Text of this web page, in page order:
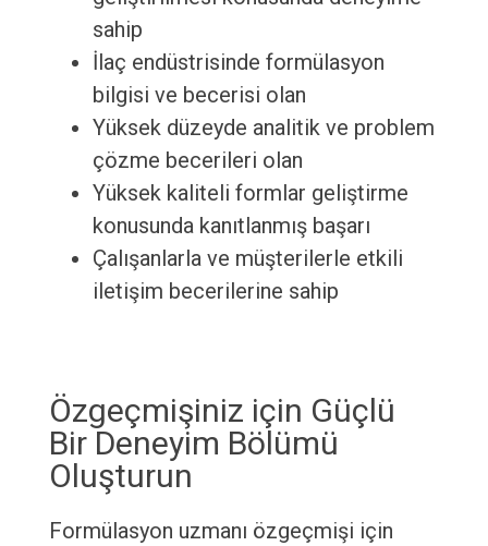
sahip
İlaç endüstrisinde formülasyon
bilgisi ve becerisi olan
Yüksek düzeyde analitik ve problem
çözme becerileri olan
Yüksek kaliteli formlar geliştirme
konusunda kanıtlanmış başarı
Çalışanlarla ve müşterilerle etkili
iletişim becerilerine sahip
Özgeçmişiniz için Güçlü
Bir Deneyim Bölümü
Oluşturun
Formülasyon uzmanı özgeçmişi için